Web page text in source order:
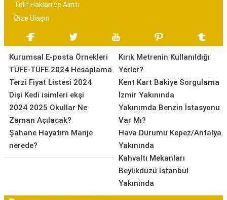
Telif Hakları ve Alıntı
Bize Ulaşın
Kurumsal E-posta Örnekleri
TÜFE-TÜFE 2024 Hesaplama
Terzi Fiyat Listesi 2024
Dişi Kedi isimleri ekşi
2024 2025 Okullar Ne
Zaman Açılacak?
Şahane Hayatım Manje
nerede?
Kırık Metrenin Kullanıldığı
Yerler?
Kent Kart Bakiye Sorgulama
İzmir Yakınında
Yakınımda Benzin İstasyonu
Var Mı?
Hava Durumu Kepez/Antalya
Yakınında
Kahvaltı Mekanları
Beylikdüzü İstanbul
Yakınında